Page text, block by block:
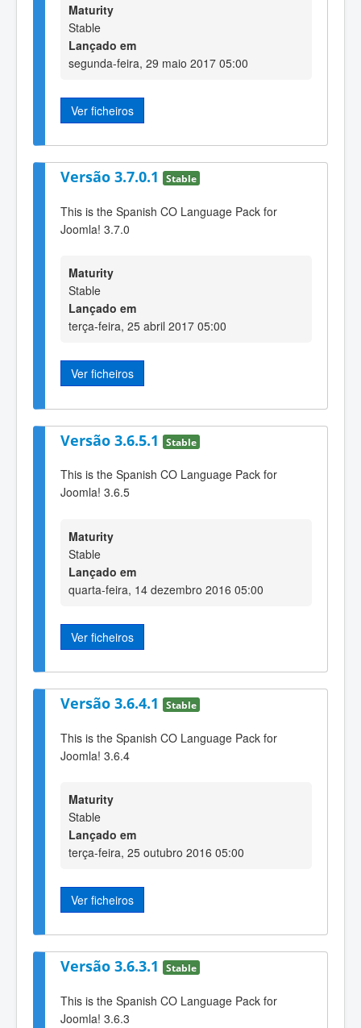
Maturity
Stable
Lançado em
segunda-feira, 29 maio 2017 05:00
Ver ficheiros
Versão 3.7.0.1 Stable
This is the Spanish CO Language Pack for
Joomla! 3.7.0
Maturity
Stable
Lançado em
terça-feira, 25 abril 2017 05:00
Ver ficheiros
Versão 3.6.5.1 Stable
This is the Spanish CO Language Pack for
Joomla! 3.6.5
Maturity
Stable
Lançado em
quarta-feira, 14 dezembro 2016 05:00
Ver ficheiros
Versão 3.6.4.1 Stable
This is the Spanish CO Language Pack for
Joomla! 3.6.4
Maturity
Stable
Lançado em
terça-feira, 25 outubro 2016 05:00
Ver ficheiros
Versão 3.6.3.1 Stable
This is the Spanish CO Language Pack for
Joomla! 3.6.3